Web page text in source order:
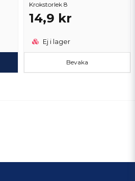
Krokstorlek 8
14,9 kr
Ej i lager
Bevaka